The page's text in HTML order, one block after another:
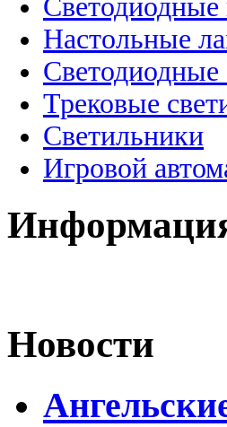
Настольные
Трековые
Светильники
Игровой
Новости